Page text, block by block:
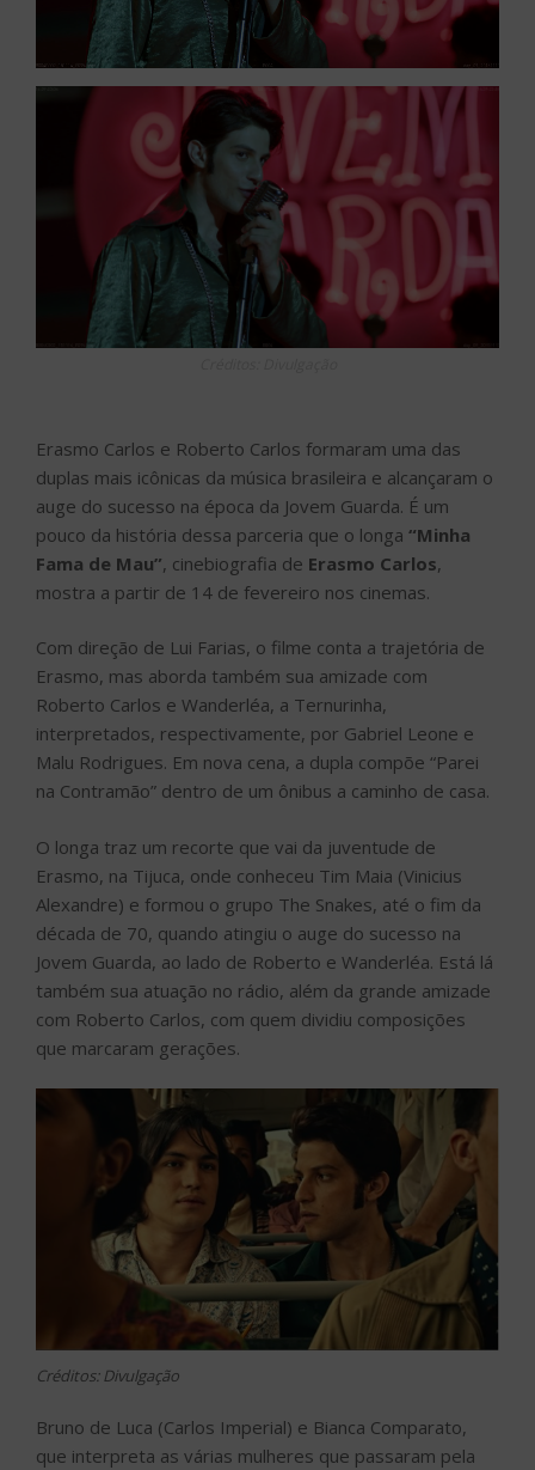
Erasmo Carlos e Roberto Carlos formaram uma das
duplas mais icônicas da música brasileira e alcançaram o
auge do sucesso na época da Jovem Guarda. É um
pouco da história dessa parceria que o longa “Minha
Fama de Mau”, cinebiografia de Erasmo Carlos,
mostra a partir de 14 de fevereiro nos cinemas.
Com direção de Lui Farias, o filme conta a trajetória de
Erasmo, mas aborda também sua amizade com
Roberto Carlos e Wanderléa, a Ternurinha,
interpretados, respectivamente, por Gabriel Leone e
Malu Rodrigues. Em nova cena, a dupla compõe “Parei
na Contramão” dentro de um ônibus a caminho de casa.
O longa traz um recorte que vai da juventude de
Erasmo, na Tijuca, onde conheceu Tim Maia (Vinicius
Alexandre) e formou o grupo The Snakes, até o fim da
década de 70, quando atingiu o auge do sucesso na
Jovem Guarda, ao lado de Roberto e Wanderléa. Está lá
também sua atuação no rádio, além da grande amizade
com Roberto Carlos, com quem dividiu composições
que marcaram gerações.
Créditos: Divulgação
Bruno de Luca (Carlos Imperial) e Bianca Comparato,
que interpreta as várias mulheres que passaram pela